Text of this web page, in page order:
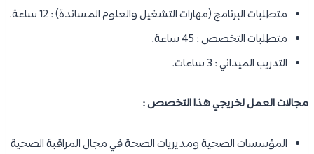
متطلبات البرنامج (مهارات التشغيل والعلوم المساندة) : 12 ساعة.
متطلبات التخصص : 45 ساعة.
التدريب الميداني : 3 ساعات.
مجالات العمل لخريجي هذا التخصص :
المؤسسات الصحية ومديريات الصحة في مجال المراقبة الصحية